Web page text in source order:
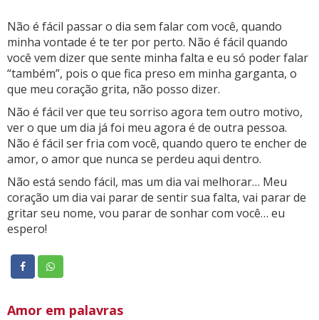
Não é fácil passar o dia sem falar com você, quando
minha vontade é te ter por perto. Não é fácil quando
você vem dizer que sente minha falta e eu só poder falar
“também”, pois o que fica preso em minha garganta, o
que meu coração grita, não posso dizer.
Não é fácil ver que teu sorriso agora tem outro motivo,
ver o que um dia já foi meu agora é de outra pessoa.
Não é fácil ser fria com você, quando quero te encher de
amor, o amor que nunca se perdeu aqui dentro.
Não está sendo fácil, mas um dia vai melhorar… Meu
coração um dia vai parar de sentir sua falta, vai parar de
gritar seu nome, vou parar de sonhar com você… eu
espero!
Amor em palavras